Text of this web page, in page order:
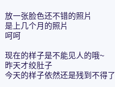
放一张脸色还不错的照片
是上几个月的照片
呵呵
现在的样子是不能见人的哦~
昨天才绞肚子
今天的样子依然还是残到不得了